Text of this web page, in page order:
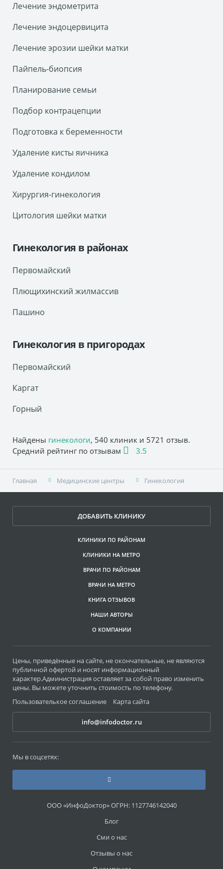
Лечение эндометрита
Лечение эндоцервицита
Лечение эрозии шейки матки
Пайпель-биопсия
Планирование семьи
Подбор контрацепции
Подготовка к беременности
Удаление кисты яичника
Удаление кондилом
Хирургия-гинекология
Цитология шейки матки
Гинекология в районах
Первомайский
Плющихинский жилмассив
Пашино
Гинекология в пригородах
Первомайский
Каргат
Горный
Найдены гинекологи, 540 клиник и 5721 отзыв.
Средний рейтинг по отзывам
3.5
Главная Медицинские центры Гинекология
КЛИНИКИ ПО РАЙОНАМ
КЛИНИКИ НА МЕТРО
ВРАЧИ ПО РАЙОНАМ
ВРАЧИ НА МЕТРО
ДОБАВИТЬ КЛИНИКУ
КНИГА ОТЗЫВОВ
НАШИ АВТОРЫ
О КОМПАНИИ
Цены, приведённые на сайте, не окончательные, не являются
публичной офертой и носят информационный
характер.Администрация оставляет за собой право изменить
цены. Вы можете уточнить стоимость по телефону.
Пользователькое соглашение
Карта сайта
info@infodoctor.ru
Мы в соцсетях:
ООО «ИнфоДоктор» ОГРН: 1127746142040
Блог
Сми о нас
Отзывы о нас